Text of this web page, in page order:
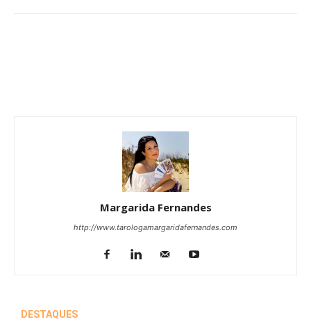
Margarida Fernandes
http://www.tarologamargaridafernandes.com
DESTAQUES